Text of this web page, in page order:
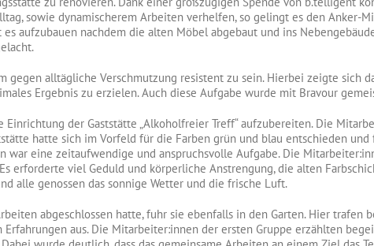
sowie dynamischerem Arbeiten verhelfen, so gelingt es den Anker-
aufzubauen nachdem die alten Möbel abgebaut und ins
alltägliche Verschmutzung resistent zu sein. Hierbei zeigte sich
Ergebnis zu erzielen. Auch diese Aufgabe wurde mit Bravour
Einrichtung der Gaststätte „Alkoholfreier Treff“ aufzubereiten. Die
hatte sich im Vorfeld für die Farben grün und blau entschieden
war eine zeitaufwendige und anspruchsvolle Aufgabe. Die
erforderte viel Geduld und körperliche Anstrengung, die alten
alle genossen das sonnige Wetter und die frische Luft.
abgeschlossen hatte, fuhr sie ebenfalls in den Garten. Hier trafen
aus. Die Mitarbeiter:innen der ersten Gruppe erzählten